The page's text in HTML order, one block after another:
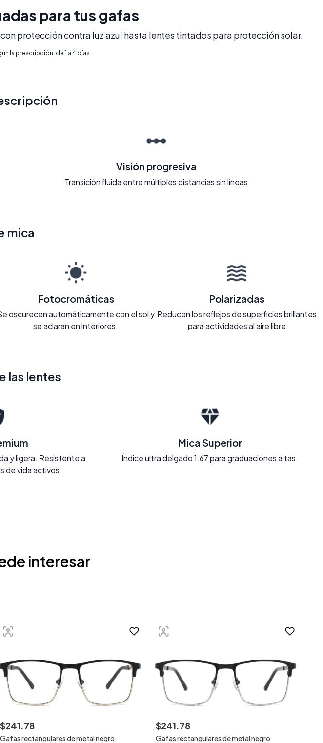
para tus gafas
protección contra luz azul hasta lentes tintados para protección solar.
la prescripción, de 1 a 4 días.
Visión progresiva
Transición fluida entre múltiples distancias sin líneas
mica
Fotocromáticas
oscurecen automáticamente con el sol y
se aclaran en interiores.
Polarizadas
Reducen los reflejos de superficies brillantes
para actividades al aire libre
las lentes
y ligera. Resistente a
de vida activos.
Mica Superior
Índice ultra delgado 1.67 para graduaciones altas.
interesar
$241.78
Gafas rectangulares de metal negro
$241.78
Gafas rectangulares de metal negro